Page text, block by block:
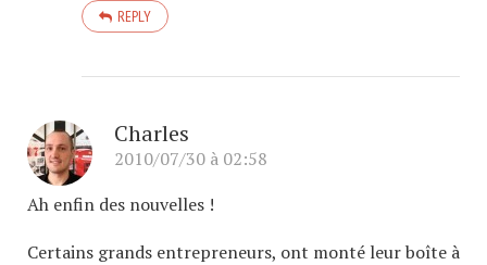
REPLY
Charles
2010/07/30 à 02:58
Ah enfin des nouvelles !
Certains grands entrepreneurs, ont monté leur boîte à